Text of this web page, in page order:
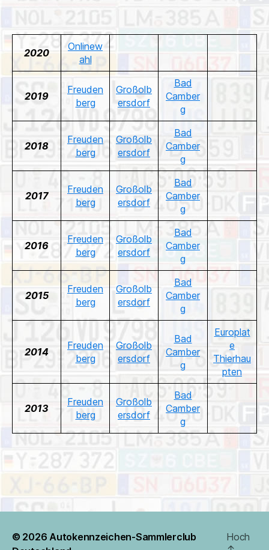
2020
Onlinew
ahl
2019
Freuden
berg
Großolb
ersdorf
Bad
Camber
g
2018
Freuden
berg
Großolb
ersdorf
Bad
Camber
g
2017
Freuden
berg
Großolb
ersdorf
Bad
Camber
g
2016
Freuden
berg
Großolb
ersdorf
Bad
Camber
g
2015
Freuden
berg
Großolb
ersdorf
Bad
Camber
g
2014
Freuden
berg
Großolb
ersdorf
Bad
Camber
g
Europlat
e
Thierhau
pten
2013
Freuden
berg
Großolb
ersdorf
Bad
Camber
g
© 2026 Autokennzeichen-Sammlerclub
Hoch